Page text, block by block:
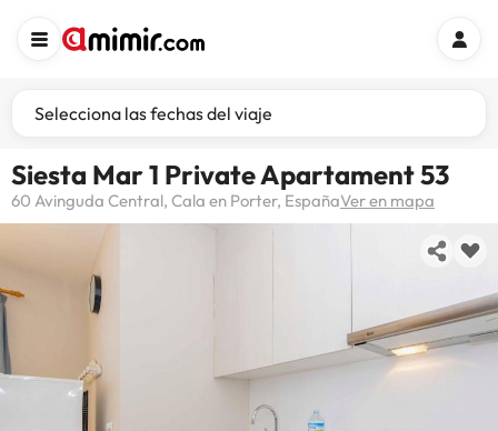
Selecciona las fechas del viaje
Siesta Mar 1 Private Apartament 53
60 Avinguda Central, Cala en Porter, EspañaVer en mapa